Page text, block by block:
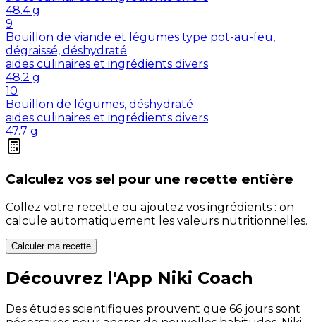
48.4 g
9
Bouillon de viande et légumes type pot-au-feu,
dégraissé, déshydraté
aides culinaires et ingrédients divers
48.2 g
10
Bouillon de légumes, déshydraté
aides culinaires et ingrédients divers
47.7 g
Calculez vos sel pour une recette entière
Collez votre recette ou ajoutez vos ingrédients : on
calcule automatiquement les valeurs nutritionnelles.
Calculer ma recette
Découvrez l'App Niki Coach
Des études scientifiques prouvent que 66 jours sont